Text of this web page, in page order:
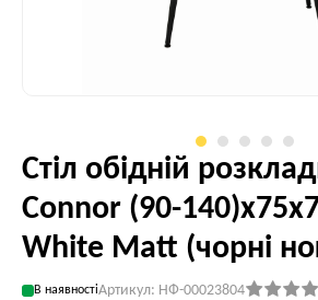
Стіл обідній
Connor (90-
White Matt (чорні
В наявностіАртикул: НФ-00023804